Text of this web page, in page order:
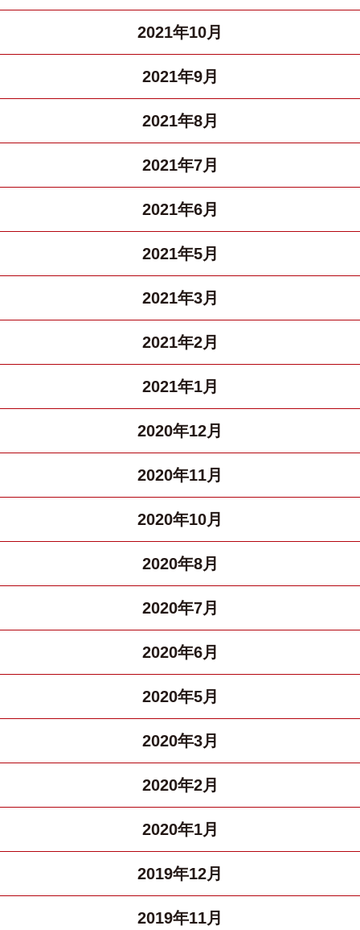
2021年10月
2021年9月
2021年8月
2021年7月
2021年6月
2021年5月
2021年3月
2021年2月
2021年1月
2020年12月
2020年11月
2020年10月
2020年8月
2020年7月
2020年6月
2020年5月
2020年3月
2020年2月
2020年1月
2019年12月
2019年11月